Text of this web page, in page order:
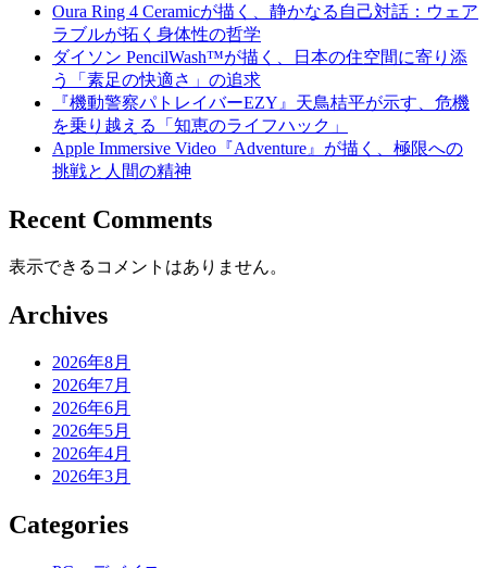
Oura Ring 4 Ceramicが描く、静かなる自己対話：ウェア
ラブルが拓く身体性の哲学
ダイソン PencilWash™が描く、日本の住空間に寄り添
う「素足の快適さ」の追求
『機動警察パトレイバーEZY』天鳥桔平が示す、危機
を乗り越える「知恵のライフハック」
Apple Immersive Video『Adventure』が描く、極限への
挑戦と人間の精神
Recent Comments
表示できるコメントはありません。
Archives
2026年8月
2026年7月
2026年6月
2026年5月
2026年4月
2026年3月
Categories